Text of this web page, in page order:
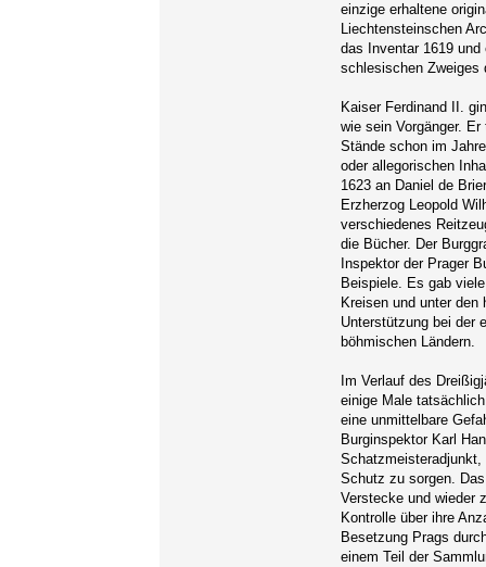
einzige erhaltene
Liechtensteinschen
das Inventar 1619
schlesischen Zweiges
Kaiser Ferdinand II.
wie sein Vorgänger.
Stände schon im
oder allegorischen
1623 an Daniel de
Erzherzog Leopold
verschiedenes
die Bücher. Der
Inspektor der Prager
Beispiele. Es gab
Kreisen und unter
Unterstützung bei der
böhmischen Ländern.
Im Verlauf des
einige Male
eine unmittelbare
Burginspektor Karl
Schutz zu sorgen.
Verstecke und wieder
Kontrolle über ihre
Besetzung Prags
einem Teil der